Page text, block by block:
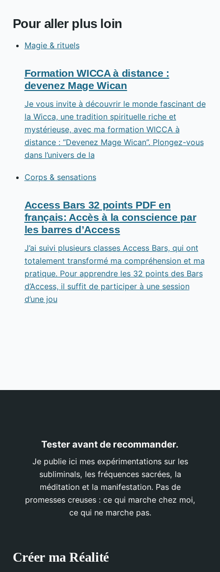
Pour aller plus loin
Magie & rituels
Formation WICCA à distance :
devenez Mage Wican
Je vous invite à découvrir le monde fascinant de
la Wicca, une tradition spirituelle riche et
mystérieuse, avec ma formation WICCA à
distance : “Devenez Mage Wican”. Plongez-vous
dans l’univers de la
Corps & sensations
Access Bars 32 points PDF en
français: Accès à la conscience par
les barres d’Access
J’ai suivi plusieurs classes Access Bars, qui ont
totalement transformé ma compréhension et ma
pratique. Pour apprendre les 32 points des Bars
d’Access, il suffit de participer à une session
d’une jou
Tester avant de recommander.
Je publie ici mes expérimentations sur les
subliminals, les fréquences sacrées, la
méditation et la manifestation. Pas de
promesses creuses : ce qui marche chez moi,
ce qui ne marche pas.
Créer ma Réalité